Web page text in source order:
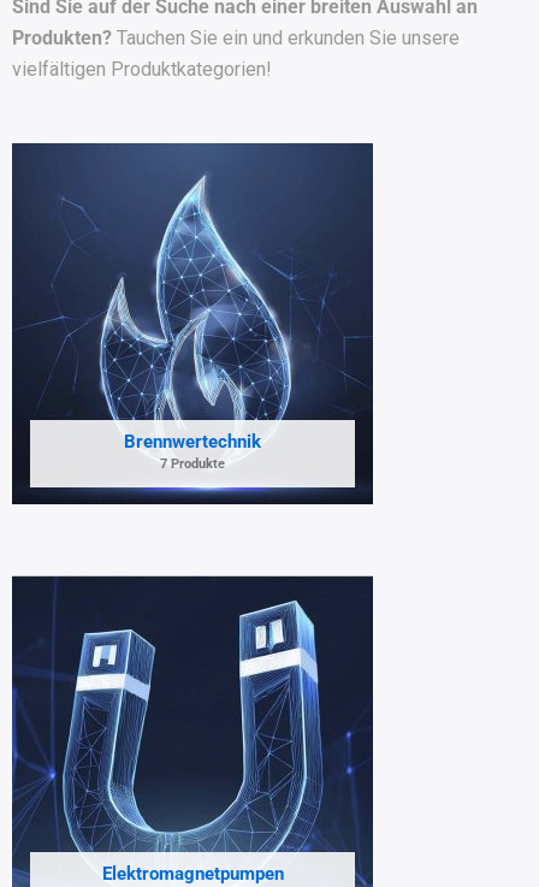
Sind Sie auf der Suche nach einer breiten Auswahl an
Produkten? Tauchen Sie ein und erkunden Sie unsere
vielfältigen Produktkategorien!
Brennwertechnik
7 Produkte
Elektromagnetpumpen